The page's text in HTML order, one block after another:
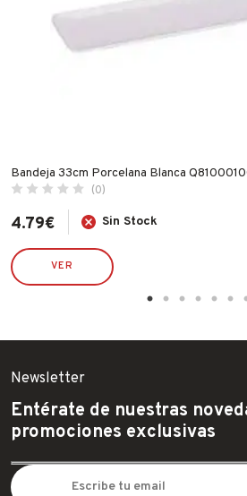
Bandeja 33cm Porcelana Blanca
(0)
4.79€ Sin Stock
VER
Newsletter
Entérate de nuestras
promociones exclusivas